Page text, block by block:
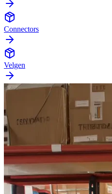
Connectors
Velgen